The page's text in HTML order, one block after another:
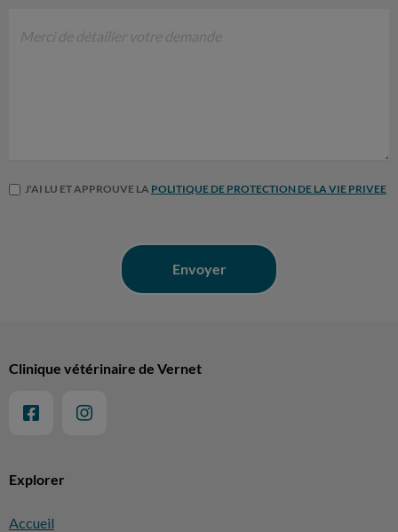
J'AI LU ET APPROUVE LA POLITIQUE DE PROTECTION DE LA VIE PRIVEE
Explorer
Accueil
Clinique vétérinaire de Vernet